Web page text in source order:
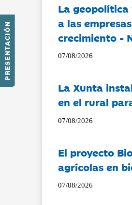
PRESENTACIÓN
La
a las
crecimiento -
07/08/2026
La Xunta
en el rural
07/08/2026
El proyecto
agrícolas en
07/08/2026